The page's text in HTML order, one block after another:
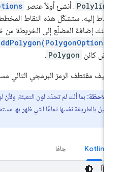
. أنشئ أولاً عنصر
إليه. ستشكّل هذه النقاط المخطط
إضافة المضلّع إلى الخريطة من
كائن Polygon
.
مقتطف الرمز البرمجي التالي
ملاحظة:بما أنّك لم تحدّد لون التعبئة، ولأنّ لون
بالطريقة نفسها تمامًا التي ظهر بها
Kotlin